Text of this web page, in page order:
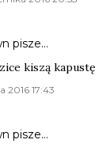
pisze…
kiszą kapustę
2016 17:43
pisze…